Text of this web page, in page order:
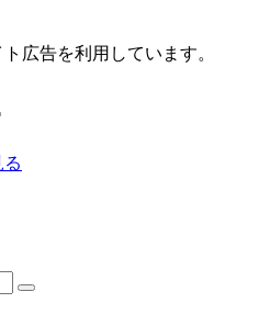
広告を利用しています。